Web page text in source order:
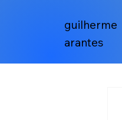
guilherme
arantes